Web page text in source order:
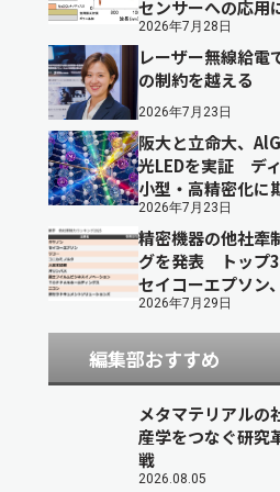
センサーへの応用
2026年7月28日
レーザー無線給電
の制約を越える
2026年7月23日
阪大と立命大、
光LEDを実証 デ
小型・高精密化に
2026年7月23日
精密機器の他社牽
グを発表 トップ3
セイコーエプソン
2026年7月29日
編集部おすすめ
メタマテリアルの
産学をつなぐ研究
戦
2026.08.05